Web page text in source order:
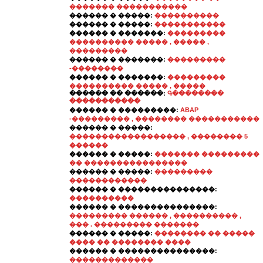
������� �����������
������ � �����: ����������
������ � �����: �����������
������ � �������: ���������
���������� ����� , ����� ,
���������
������ � �������: ���������
-��������
������ � �������: ���������
���������� ����� , �����
������ �� ������: Գ��������
�����������
������ � ���������: ABAP
-��������� , �������� �����������
������ � �����:
������������������ , �������� 5
������
������ � �����: ������� ���������
�� ����������������
������ � �����: ���������
������������
������ � ���������������:
����������
������ � ���������������:
��������� ������ , ���������� ,
��� . ��������� �������
������ � �����: �������� �� �����
���� �� �������� ����
������ � ���������������:
�������������